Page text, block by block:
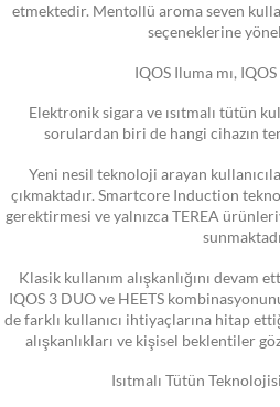
etmektedir. Mentollü aroma seven
seçeneklerine
IQOS Iluma mı,
Elektronik sigara ve ısıtmalı tütün
sorulardan biri de hangi cihazın
Yeni nesil teknoloji arayan
çıkmaktadır. Smartcore Induction
gerektirmesi ve yalnızca TEREA
Klasik kullanım alışkanlığını devam
IQOS 3 DUO ve HEETS
de farklı kullanıcı ihtiyaçlarına hitap
alışkanlıkları ve kişisel beklentiler
Isıtmalı Tütün